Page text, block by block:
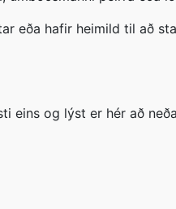
eða hafir heimild til að
eins og lýst er hér að